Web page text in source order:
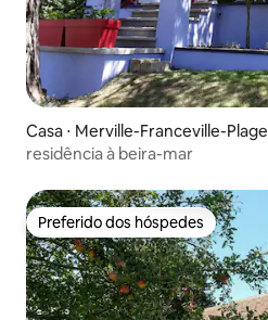
Casa ⋅ Merville-Franceville-Plage
residência à beira-mar
Preferido dos hóspedes
Preferido dos hóspedes